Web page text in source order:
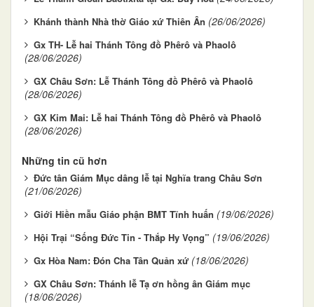
Khánh thành Nhà thờ Giáo xứ Thiên Ân (26/06/2026)
Gx TH- Lễ hai Thánh Tông đồ Phêrô và Phaolô
(28/06/2026)
GX Châu Sơn: Lễ Thánh Tông đồ Phêrô và Phaolô
(28/06/2026)
GX Kim Mai: Lễ hai Thánh Tông đồ Phêrô và Phaolô
(28/06/2026)
Những tin cũ hơn
Đức tân Giám Mục dâng lễ tại Nghĩa trang Châu Sơn
(21/06/2026)
Giới Hiền mẫu Giáo phận BMT Tĩnh huấn (19/06/2026)
Hội Trại “Sống Đức Tin - Thắp Hy Vọng” (19/06/2026)
Gx Hòa Nam: Đón Cha Tân Quản xứ (18/06/2026)
GX Châu Sơn: Thánh lễ Tạ ơn hồng ân Giám mục
(18/06/2026)